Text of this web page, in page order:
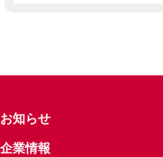
お知らせ
企業情報